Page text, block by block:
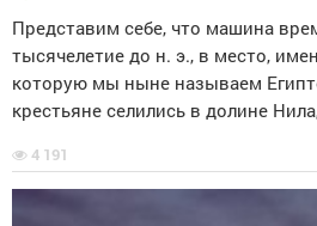
Представим себе, что машина
тысячелетие до н. э., в место,
которую мы ныне называем
крестьяне селились в долине
4 191